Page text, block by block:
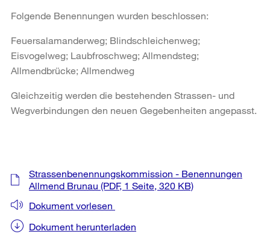
Folgende Benennungen wurden beschlossen:
Feuersalamanderweg; Blindschleichenweg;
Eisvogelweg; Laubfroschweg; Allmendsteg;
Allmendbrücke; Allmendweg
Gleichzeitig werden die bestehenden Strassen- und
Wegverbindungen den neuen Gegebenheiten angepasst.
Weitere
Informationen
Strassenbenennungskommission - Benennungen
Allmend Brunau (PDF, 1 Seite, 320 KB)
Dokument vorlesen
Dokument herunterladen